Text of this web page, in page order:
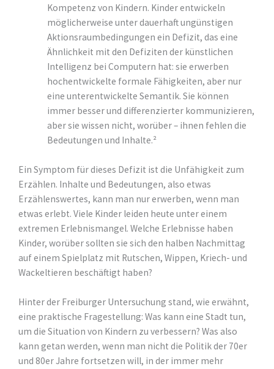
Kompetenz von Kindern. Kinder entwickeln
möglicherweise unter dauerhaft ungünstigen
Aktionsraumbedingungen ein Defizit, das eine
Ähnlichkeit mit den Defiziten der künstlichen
Intelligenz bei Computern hat: sie erwerben
hochentwickelte formale Fähigkeiten, aber nur
eine unterentwickelte Semantik. Sie können
immer besser und differenzierter kommunizieren,
aber sie wissen nicht, worüber – ihnen fehlen die
Bedeutungen und Inhalte.²
Ein Symptom für dieses Defizit ist die Unfähigkeit zum
Erzählen. Inhalte und Bedeutungen, also etwas
Erzählenswertes, kann man nur erwerben, wenn man
etwas erlebt. Viele Kinder leiden heute unter einem
extremen Erlebnismangel. Welche Erlebnisse haben
Kinder, worüber sollten sie sich den halben Nachmittag
auf einem Spielplatz mit Rutschen, Wippen, Kriech- und
Wackeltieren beschäftigt haben?
Hinter der Freiburger Untersuchung stand, wie erwähnt,
eine praktische Fragestellung: Was kann eine Stadt tun,
um die Situation von Kindern zu verbessern? Was also
kann getan werden, wenn man nicht die Politik der 70er
und 80er Jahre fortsetzen will, in der immer mehr